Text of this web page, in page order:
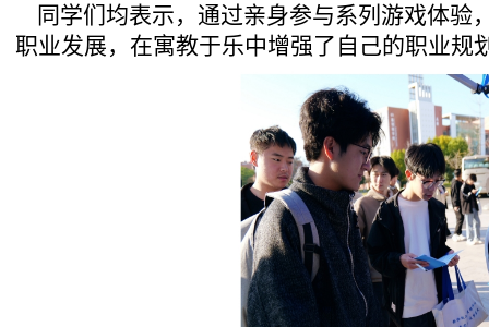
同学们均表示， 通过亲身参与系列游戏体验
职业发展，在寓教于乐中增强了自己的职业规